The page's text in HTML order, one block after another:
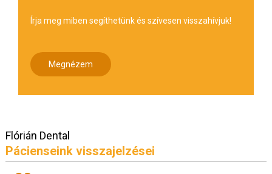
Írja meg miben segíthetünk és szívesen visszahívjuk!
Megnézem
Flórián Dental
Pácienseink visszajelzései